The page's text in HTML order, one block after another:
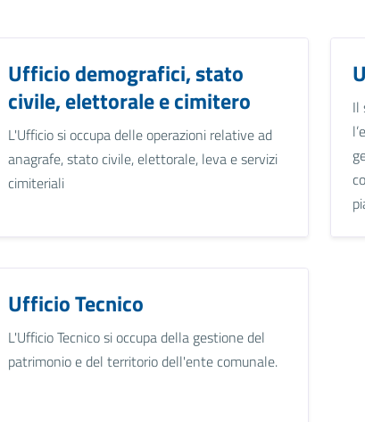
Ufficio demografici, stato
civile, elettorale e cimitero
L'Ufficio si occupa delle operazioni relative ad
anagrafe, stato civile, elettorale, leva e servizi
cimiteriali
Il
Ufficio Tecnico
L'Ufficio Tecnico si occupa della gestione del
patrimonio e del territorio dell'ente comunale.